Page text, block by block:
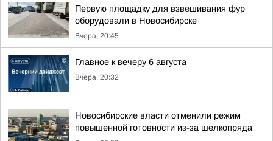
Первую площадку для взвешивания фур
оборудовали в Новосибирске
Вчера, 20:45
Главное к вечеру 6 августа
Вчера, 20:32
Новосибирские власти отменили режим
повышенной готовности из-за шелкопряда